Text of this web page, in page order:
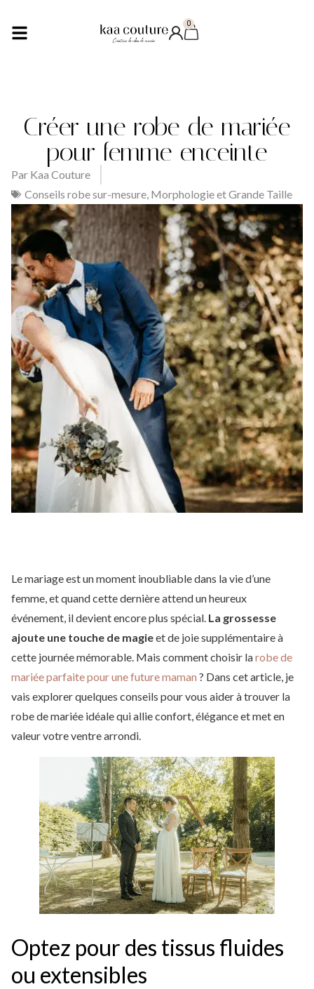
0
Créer une robe de mariée
pour femme enceinte
Par Kaa Couture
Conseils robe sur-mesure Morphologie et Grande Taille
Le mariage est un moment inoubliable dans la vie d’une
femme, et quand cette dernière attend un heureux
événement, il devient encore plus spécial. La grossesse
ajoute une touche de magieet de joie supplémentaire à
cette journée mémorable. Mais comment choisir larobe de
mariée parfaite pour une future maman ? Dans cet article, je
vais explorer quelques conseils pour vous aider à trouver la
robe de mariée idéale qui allie confort, élégance et met en
valeur votre ventre arrondi.
Optez pour des tissus fluides
ou extensibles